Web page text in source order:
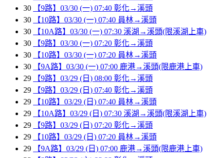
30
【9路】03/30 (一) 07:40 彰化→溪頭
30
【10路】03/30 (一) 07:40 員林→溪頭
30
【10A路】03/30 (一) 07:30 溪湖→溪頭(限溪湖上車)
30
【9路】03/30 (一) 07:20 彰化→溪頭
30
【10路】03/30 (一) 07:20 員林→溪頭
30
【9A路】03/30 (一) 07:00 鹿港→溪頭(限鹿港上車)
29
【9路】03/29 (日) 08:00 彰化→溪頭
29
【9路】03/29 (日) 07:40 彰化→溪頭
29
【10路】03/29 (日) 07:40 員林→溪頭
29
【10A路】03/29 (日) 07:30 溪湖→溪頭(限溪湖上車)
29
【9路】03/29 (日) 07:20 彰化→溪頭
29
【10路】03/29 (日) 07:20 員林→溪頭
29
【9A路】03/29 (日) 07:00 鹿港→溪頭(限鹿港上車)